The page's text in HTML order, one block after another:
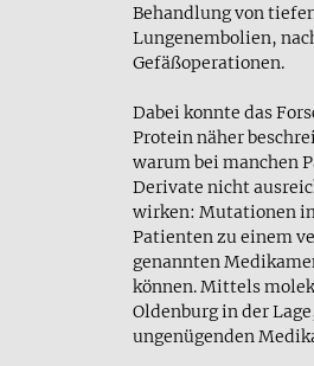
Behandlung von
Lungenembolien,
Gefäßoperationen.
Dabei konnte das
Protein näher
warum bei manchen
Derivate nicht
wirken: Mutationen
Patienten zu einem
genannten
können. Mittels
Oldenburg in der
ungenügenden